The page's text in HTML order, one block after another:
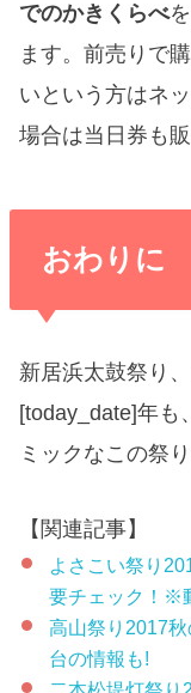
でのかきくらべ
ます。前売りで
いという方はネ
場合は当日券も
おわりに
新居浜太鼓祭り
[today_date]年も
ミックなこの祭
【関連記事】
よさこい祭り
要チェック！※
高山祭り2017
台の情報も!